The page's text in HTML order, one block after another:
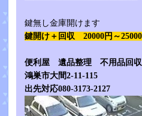
鍵無し金庫開けます
鍵開け＋回収 20000円～
便利屋 遺品整理 不用品回収
鴻巣市大間2-11-115
出先対応080-3173-2127